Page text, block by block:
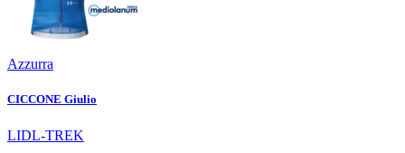
Azzurra
CICCONE Giulio
LIDL-TREK